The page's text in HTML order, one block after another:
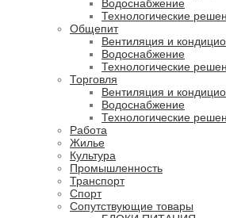
Водоснабжение
Технологические
Общепит
Вентиляция и
Водоснабжение
Технологические
Торговля
Вентиляция и
Водоснабжение
Технологические
Работа
Жилье
Культура
Промышленность
Транспорт
Спорт
Сопутствующие товары